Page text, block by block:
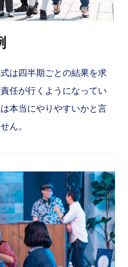
は四半期ごとの結果を求
任が行くようになってい
本当にやりやすいかと言
ん。